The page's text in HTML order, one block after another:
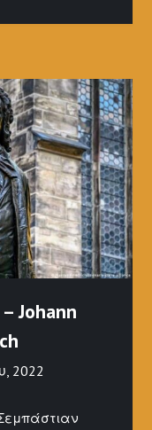
– Johann
2022
Σεμπάστιαν